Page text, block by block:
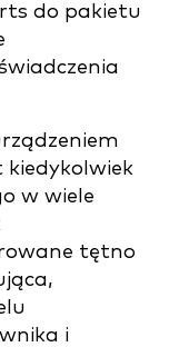
do pakietu
kiedykolwiek
w wiele
tętno
i